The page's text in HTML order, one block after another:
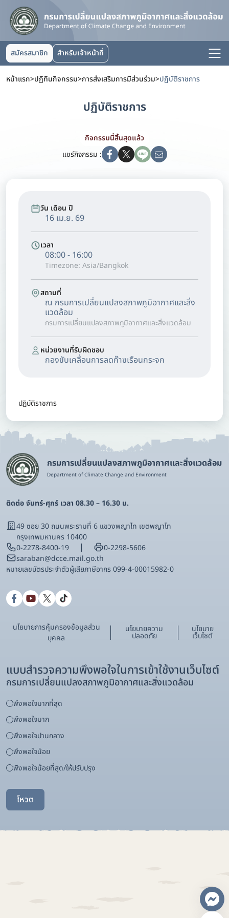
สมัครสมาชิก สำหรับเจ้าหน้าที่
หน้าแรก>ปฏิทินกิจกรรม>การส่งเสริมการมีส่วนร่วม>ปฏิบัติราชการ
ปฏิบัติราชการ
กิจกรรมนี้สิ้นสุดแล้ว
แชร์กิจกรรม :
วัน เดือน ปี
16 เม.ย. 69
เวลา
08:00 - 16:00
Timezone: Asia/Bangkok
สถานที่
ณ กรมการเปลี่ยนแปลงสภาพภูมิอากาศและสิ่ง
แวดล้อม
กรมการเปลี่ยนแปลงสภาพภูมิอากาศและสิ่งแวดล้อม
หน่วยงานที่รับผิดชอบ
กองขับเคลื่อนการลดก๊าซเรือนกระจก
ปฏิบัติราชการ
กรมการเปลี่ยนแปลงสภาพภูมิอากาศและสิ่งแวดล้อม
Department of Climate Change and Environment
ติดต่อ จันทร์-ศุกร์ เวลา 08.30 – 16.30 น.
49 ซอย 30 ถนนพระรามที่ 6 แขวงพญาไท เขตพญาไท
กรุงเทพมหานคร 10400
0-2278-8400-19
0-2298-5606
saraban@dcce.mail.go.th
หมายเลขบัตรประจําตัวผู้เสียภาษีอากร 099-4-00015982-0
นโยบายการคุ้มครองข้อมูลส่วน
บุคคล
นโยบายความ
ปลอดภัย
นโยบาย
เว็บไซต์
แบบสำรวจความพึงพอใจในการเข้าใช้งานเว็บไซต์
กรมการเปลี่ยนแปลงสภาพภูมิอากาศและสิ่งแวดล้อม
พึงพอใจมากที่สุด
พึงพอใจมาก
พึงพอใจปานกลาง
พึงพอใจน้อย
พึงพอใจน้อยที่สุด/ให้ปรับปรุง
โหวต